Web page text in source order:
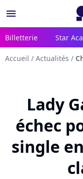
menu
Billetterie Star
Accueil / Actualités /
Lady
échec
single